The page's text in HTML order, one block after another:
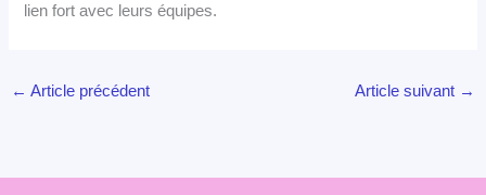
lien fort avec leurs équipes.
← Article précédent Article suivant →